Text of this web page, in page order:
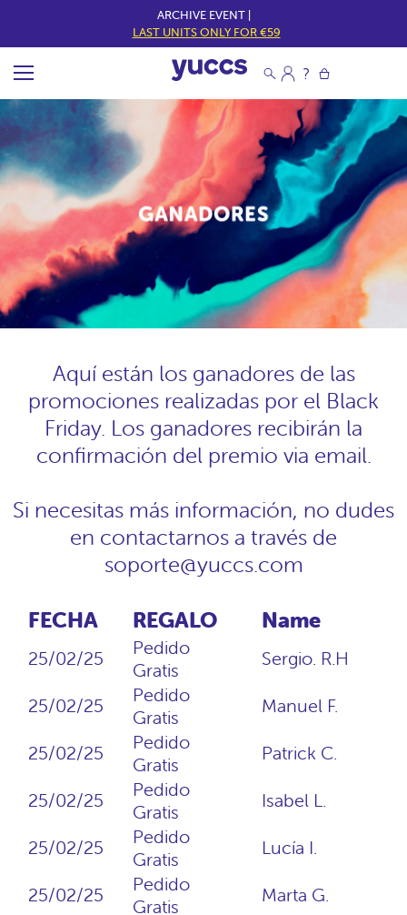
ARCHIVE EVENT |
LAST UNITS ONLY FOR €59
Aquí están los ganadores de las
promociones realizadas por el Black
Friday. Los ganadores recibirán la
confirmación del premio via email.
Si necesitas más información, no dudes
en contactarnos a través de
soporte@yuccs.com
FECHA REGALO Name
25/02/25
Pedido
Gratis
Sergio. R.H
25/02/25
Pedido
Gratis
Manuel F.
25/02/25
Pedido
Gratis
Patrick C.
25/02/25
Pedido
Gratis
Isabel L.
25/02/25
Pedido
Gratis
Lucía I.
25/02/25
Pedido
Gratis
Marta G.